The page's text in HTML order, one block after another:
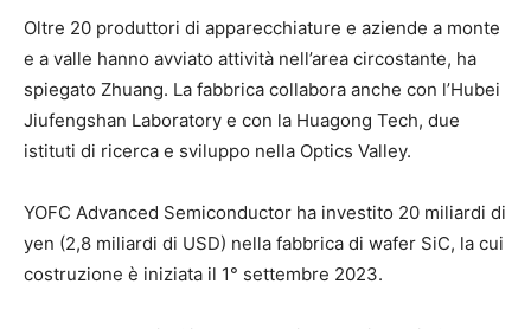
Oltre 20 produttori di apparecchiature e aziende a monte
e a valle hanno avviato attività nell’area circostante, ha
spiegato Zhuang. La fabbrica collabora anche con l’Hubei
Jiufengshan Laboratory e con la Huagong Tech, due
istituti di ricerca e sviluppo nella Optics Valley.
YOFC Advanced Semiconductor ha investito 20 miliardi di
yen (2,8 miliardi di USD) nella fabbrica di wafer SiC, la cui
costruzione è iniziata il 1° settembre 2023.